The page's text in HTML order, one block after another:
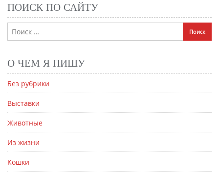
ПОИСК ПО САЙТУ
О ЧЕМ Я ПИШУ
Без рубрики
Выставки
Животные
Из жизни
Кошки